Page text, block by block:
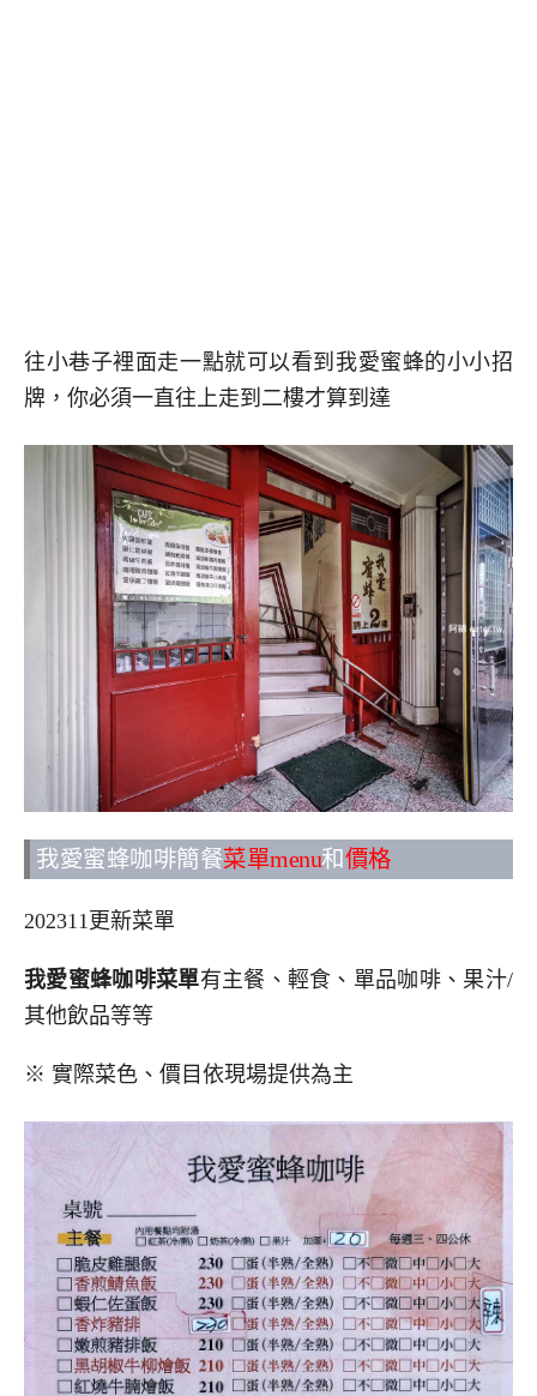
往小巷子裡面走一點就可以看到我愛蜜蜂的小小招
牌，你必須一直往上走到二樓才算到達
我愛蜜蜂咖啡簡餐菜單menu和價格
202311更新菜單
我愛蜜蜂咖啡菜單有主餐、輕食、單品咖啡、果汁/
其他飲品等等
※ 實際菜色、價目依現場提供為主